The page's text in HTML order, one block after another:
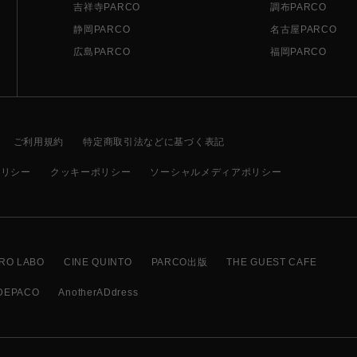
吉祥寺PARCO
調布PARCO
静岡PARCO
名古屋PARCO
広島PARCO
福岡PARCO
ご利用規約 特定商取引法などに基づく表記
シー クッキーポリシー ソーシャルメディアポリシー
LABO CINE QUINTO PARCO出版 THE GUEST CAFE
AnotherADdress